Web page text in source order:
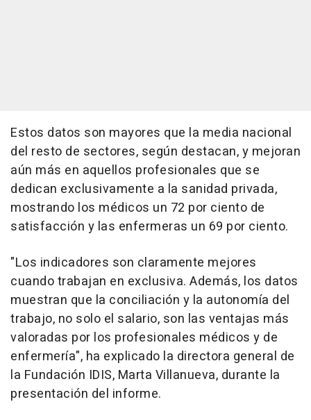
Estos datos son mayores que la media nacional
del resto de sectores, según destacan, y mejoran
aún más en aquellos profesionales que se
dedican exclusivamente a la sanidad privada,
mostrando los médicos un 72 por ciento de
satisfacción y las enfermeras un 69 por ciento.
"Los indicadores son claramente mejores
cuando trabajan en exclusiva. Además, los datos
muestran que la conciliación y la autonomía del
trabajo, no solo el salario, son las ventajas más
valoradas por los profesionales médicos y de
enfermería", ha explicado la directora general de
la Fundación IDIS, Marta Villanueva, durante la
presentación del informe.